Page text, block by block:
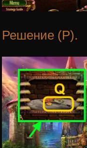
Решение (P).